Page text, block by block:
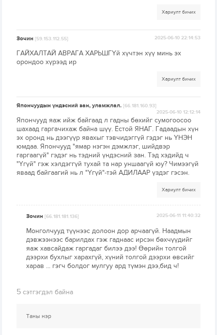
Хариулт бичих
Зочин[59.153.112.55] 2025-06-10 22:14:53
ГАЙХАЛТАЙ АВРАГА ХАРЬШГҮй хүчтэн хүү минь эх
орондоо хүрээд ир
Хариулт бичих
Япончуудын үндэсний зан, уламжлал.[66.181.160.93]
2025-06-10 12:12:14
Япончууд яаж ийж байгаад л гадны бөхийг сумогоосоо
шахаад гаргачихаж байна шүү. Ёстой ЯНАГ. Гадаадын хүн
эх оронд нь дээгүүр явахыг тэвчидэггүй гэдэг нь ҮНЭН
юмдаа. Япончууд "ямар нэгэн дэмжлэг, шийдвэр
гаргаагүй" гэдэг нь тэдний үндэсний зан. Тэд хэдийд ч
"Үгүй" гэж хэлдэггүй тухай та нар уншаагүй юу? Чимээгүй
яваад байгаагий нь л "Үгүй"-тэй АДИЛААР үздэг гэсэн.
Хариулт бичих
Зочин[66.181.181.136] 2025-06-11 11:40:32
Монголчууд түүнээс долоон дор арчаагүй. Наадмын
дэвжээнээс барилдах гэж гаднаас ирсэн бөхчүүдийг
яаж хавсайдаж гаргадаг билээ дээ! Өөрийн толгой
дээрхи бухлыг харахгүй, хүний толгой дээрхи өвсийг
харав ... гэгч болдог мулгуу ард түмэн дээ,бид ч!
5 сэтгэгдэл байна